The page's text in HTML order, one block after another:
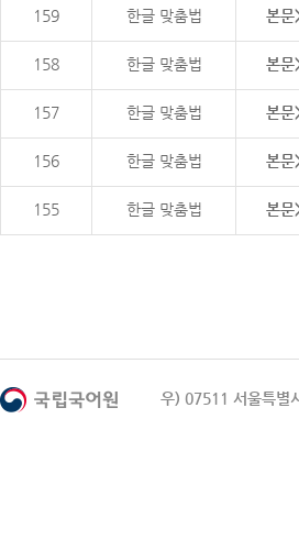
159 한글 맞춤법 본문
158 한글 맞춤법 본문
157 한글 맞춤법 본문
156 한글 맞춤법 본문
155 한글 맞춤법 본문
우) 07511 서울특별